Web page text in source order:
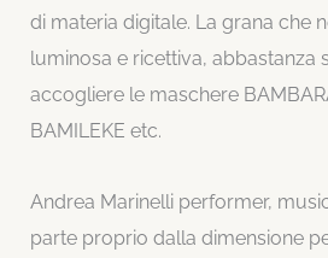
di materia digitale. La grana che
luminosa e ricettiva, abbastanza
accogliere le maschere
BAMILEKE etc.
Andrea Marinelli performer,
parte proprio dalla dimensione